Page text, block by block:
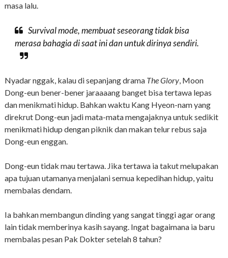
masa lalu.
Survival mode, membuat seseorang tidak bisa
merasa bahagia di saat ini dan untuk dirinya sendiri.
Nyadar nggak, kalau di sepanjang drama The Glory, Moon
Dong-eun bener-bener jaraaaang banget bisa tertawa lepas
dan menikmati hidup. Bahkan waktu Kang Hyeon-nam yang
direkrut Dong-eun jadi mata-mata mengajaknya untuk sedikit
menikmati hidup dengan piknik dan makan telur rebus saja
Dong-eun enggan.
Dong-eun tidak mau tertawa. Jika tertawa ia takut melupakan
apa tujuan utamanya menjalani semua kepedihan hidup, yaitu
membalas dendam.
Ia bahkan membangun dinding yang sangat tinggi agar orang
lain tidak memberinya kasih sayang. Ingat bagaimana ia baru
membalas pesan Pak Dokter setelah 8 tahun?